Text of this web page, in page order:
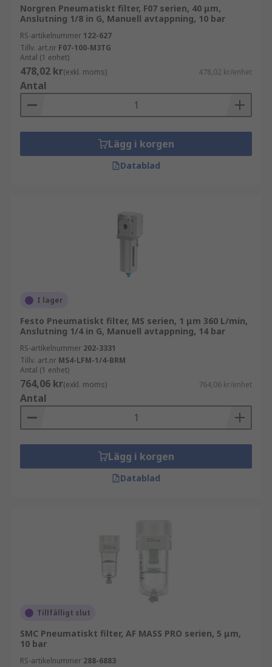
Norgren Pneumatiskt filter, F07 serien, 40 μm,
Anslutning 1/8 in G, Manuell avtappning, 10 bar
RS-artikelnummer 122-627
Tillv. art.nr F07-100-M3TG
Antal (1 enhet)
478,02 kr(exkl. moms) 478,02 kr/enhet
Antal
Lägg i korgen
Datablad
I lager
Festo Pneumatiskt filter, MS serien, 1 μm 360 L/min,
Anslutning 1/4 in G, Manuell avtappning, 14 bar
RS-artikelnummer 202-3331
Tillv. art.nr MS4-LFM-1/4-BRM
Antal (1 enhet)
764,06 kr(exkl. moms) 764,06 kr/enhet
Antal
Lägg i korgen
Datablad
Tillfälligt slut
SMC Pneumatiskt filter, AF MASS PRO serien, 5 μm,
10 bar
RS-artikelnummer 288-6883